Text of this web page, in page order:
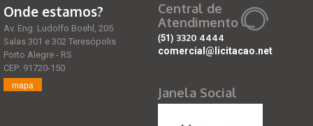
Onde estamos?
Av. Eng. Ludolfo Boehl, 205
Salas 301 e 302 Teresópolis
Porto Alegre - RS
CEP: 91720-150
mapa
Central de
Atendimento
(51) 3320 4444
comercial@licitacao.net
Janela Social